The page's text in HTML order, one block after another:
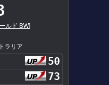
ルド BW]
ラリア
50
73